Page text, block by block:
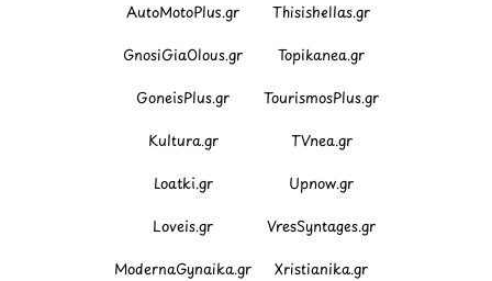
AutoMotoPlus.gr Thisishellas.gr
GnosiGiaOlous.gr Topikanea.gr
GoneisPlus.gr TourismosPlus.gr
Kultura.gr TVnea.gr
Loatki.gr Upnow.gr
Loveis.gr VresSyntages.gr
ModernaGynaika.gr Xristianika.gr